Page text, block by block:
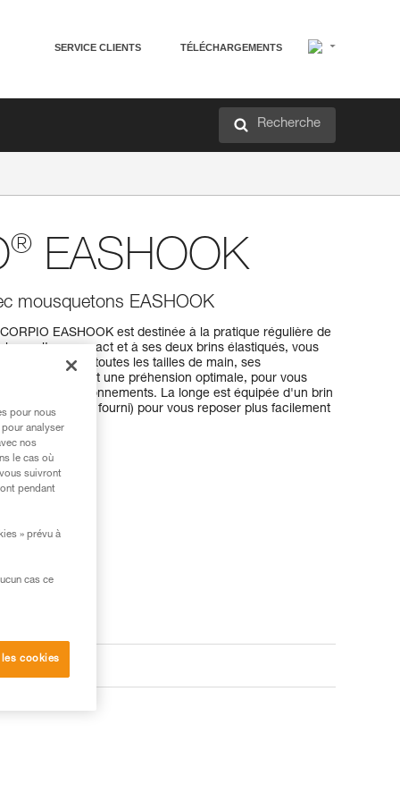
SERVICE CLIENTS TÉLÉCHARGEMENTS
Recherche
® EASHOOK
mousquetons EASHOOK
EASHOOK est destinée à la pratique régulière de
ultra compact et à ses deux brins élastiqués, vous
Adaptés à toutes les tailles de main, ses
assurent une préhension optimale, pour vous
des fractionnements. La longe est équipée d'un brin
(non fourni) pour vous reposer plus facilement
pour nous
analyser
nos
le cas où
suivront
pendant
» prévu à
cas ce
cookies